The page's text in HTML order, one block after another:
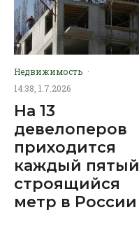
Недвижимость ·
14:38, 1.7.2026
На 13
девелоперов
приходится
каждый пятый
строящийся
метр в России